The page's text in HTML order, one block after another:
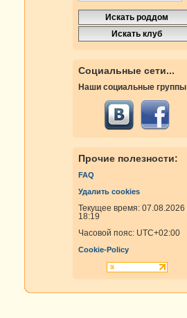
Социальные сети...
Наши социальные группы
Прочие полезности:
FAQ
Удалить cookies
Текущее время: 07.08.2026
18:19
Часовой пояс: UTC+02:00
Cookie-Policy